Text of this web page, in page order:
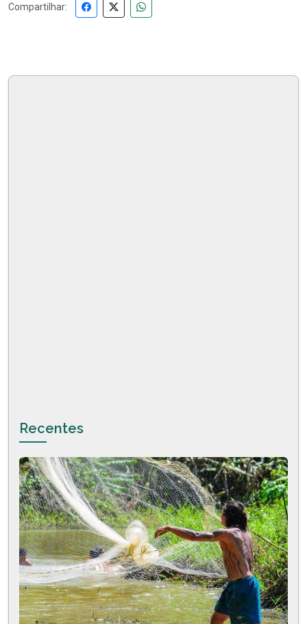
Compartilhar:
Recentes